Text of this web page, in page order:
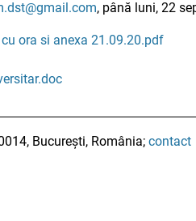
, până luni, 22
ora si anexa 21.09.20.pdf
București, România; contact